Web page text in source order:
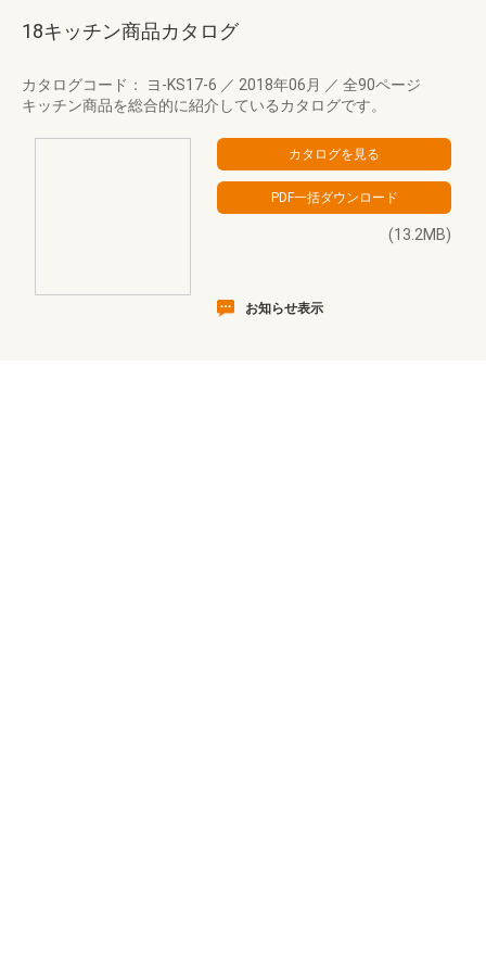
18キッチン商品カタログ
カタログコード： ヨ-KS17-6 ／ 2018年06月 ／ 全90ページ
キッチン商品を総合的に紹介しているカタログです。
(13.2MB)
お知らせ表示